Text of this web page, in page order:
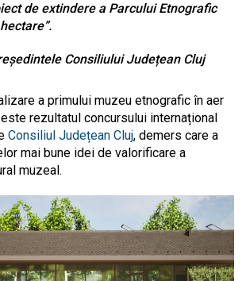
de extindere a Parcului Etnografic
Consiliului Județean Cluj
a primului muzeu etnografic în aer
rezultatul concursului internațional
Consiliul Județean Cluj, demers care a
mai bune idei de valorificare a
muzeal.